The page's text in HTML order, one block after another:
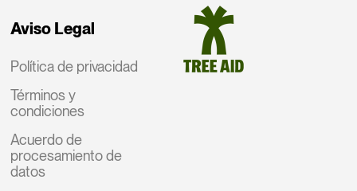
Aviso Legal
Política de privacidad
Términos y
condiciones
Acuerdo de
procesamiento de
datos